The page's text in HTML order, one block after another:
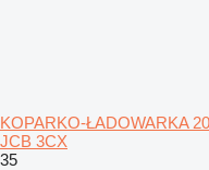
KOPARKO-ŁADOWARKA
JCB 3CX
35